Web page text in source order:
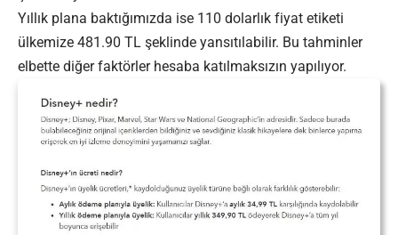
Yıllık plana baktığımızda ise 110 dolarlık fiyat etiketi
ülkemize 481.90 TL şeklinde yansıtılabilir. Bu tahminler
elbette diğer faktörler hesaba katılmaksızın yapılıyor.